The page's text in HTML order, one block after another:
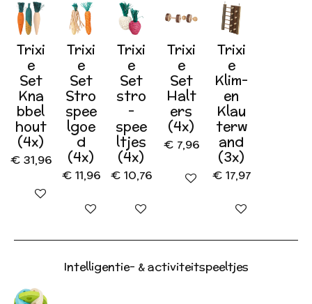
Trixi
e
Set
Kna
bbel
hout
(4x)
€ 31,96
In winkelwagen
Trixi
e
Set
Stro
spee
lgoe
d
(4x)
€ 11,96
In winkelwagen
Trixi
e
Set
stro
-
spee
ltjes
(4x)
€ 10,76
In winkelwagen
Trixi
e
Set
Halt
ers
(4x)
€ 7,96
In winkelwagen
Trixi
e
Klim-
en
Klau
terw
and
(3x)
€ 17,97
In winkelwagen
Intelligentie- & activiteitspeeltjes